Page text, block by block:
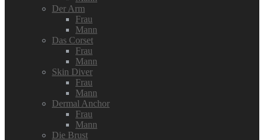
Der Arm
Frau
Mann
Das Corset
Frau
Mann
Skin Diver
Frau
Mann
Dermal Anchor
Frau
Mann
Die Brust